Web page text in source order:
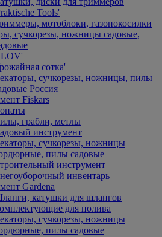
Tools'
мотоблоки, газонокосилки
сучкорезы, ножницы садовые,
сотка'
сучкорезы, ножницы, пилы
Россия
Fiskars
грабли, метлы
инструмент
сучкорезы, ножницы
пилы садовые
инструмент
инвентарь
Gardena
катушки для шлангов
для полива
сучкорезы, ножницы
пилы садовые